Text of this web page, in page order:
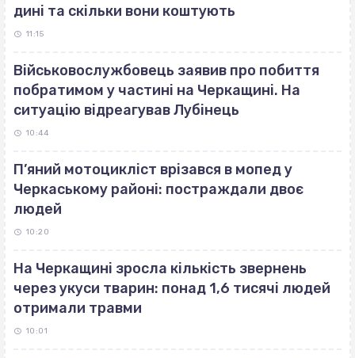
дині та скільки вони коштують
11:15
Військовослужбовець заявив про побиття
побратимом у частині на Черкащині. На
ситуацію відреагував Лубінець
10:44
П’яний мотоцикліст врізався в мопед у
Черкаському районі: постраждали двоє
людей
10:20
На Черкащині зросла кількість звернень
через укуси тварин: понад 1,6 тисячі людей
отримали травми
10:01